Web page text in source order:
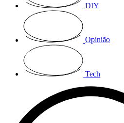
DIY
Opinião
Tech